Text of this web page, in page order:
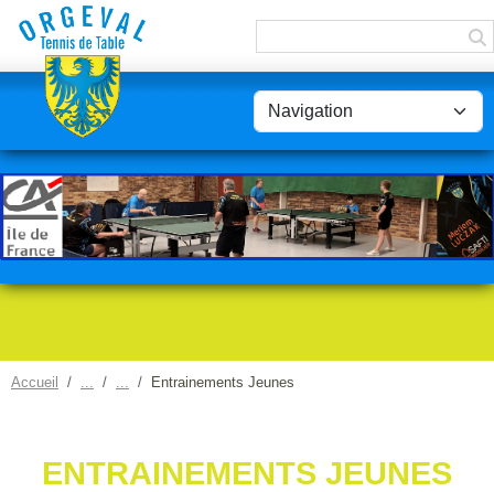
Accueil Entrainements Jeunes
ENTRAINEMENTS JEUNES
Panneau de gestion des cookies